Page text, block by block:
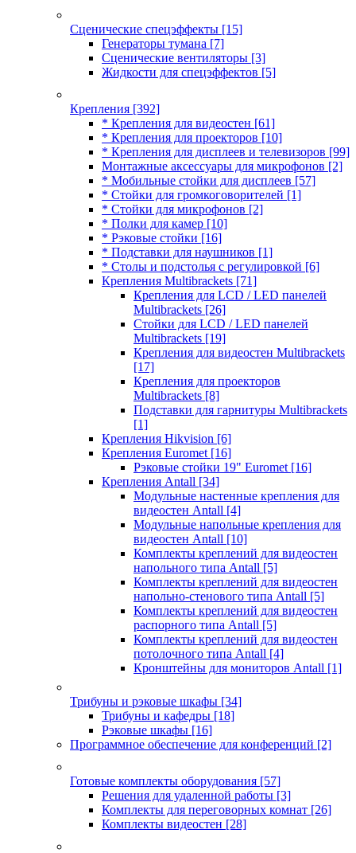
Сценические спецэффекты [15]
Генераторы тумана [7]
Сценические вентиляторы [3]
Жидкости для спецэффектов [5]
Крепления [392]
* Крепления для видеостен [61]
* Крепления для проекторов [10]
* Крепления для дисплеев и телевизоров [99]
Монтажные аксессуары для микрофонов [2]
* Мобильные стойки для дисплеев [57]
* Стойки для громкоговорителей [1]
* Стойки для микрофонов [2]
* Полки для камер [10]
* Рэковые стойки [16]
* Подставки для наушников [1]
* Столы и подстолья с регулировкой [6]
Крепления Multibrackets [71]
Крепления для LCD / LED панелей
Multibrackets [26]
Стойки для LCD / LED панелей
Multibrackets [19]
Крепления для видеостен Multibrackets
[17]
Крепления для проекторов
Multibrackets [8]
Подставки для гарнитуры Multibrackets
[1]
Крепления Hikvision [6]
Крепления Euromet [16]
Рэковые стойки 19" Euromet [16]
Крепления Antall [34]
Модульные настенные крепления для
видеостен Antall [4]
Модульные напольные крепления для
видеостен Antall [10]
Комплекты креплений для видеостен
напольного типа Antall [5]
Комплекты креплений для видеостен
напольно-стенового типа Antall [5]
Комплекты креплений для видеостен
распорного типа Antall [5]
Комплекты креплений для видеостен
потолочного типа Antall [4]
Кронштейны для мониторов Antall [1]
Трибуны и рэковые шкафы [34]
Трибуны и кафедры [18]
Рэковые шкафы [16]
Программное обеспечение для конференций [2]
Готовые комплекты оборудования [57]
Решения для удаленной работы [3]
Комплекты для переговорных комнат [26]
Комплекты видеостен [28]